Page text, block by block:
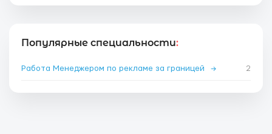
Популярные специальности:
Работа Менеджером по рекламе за границей → 2